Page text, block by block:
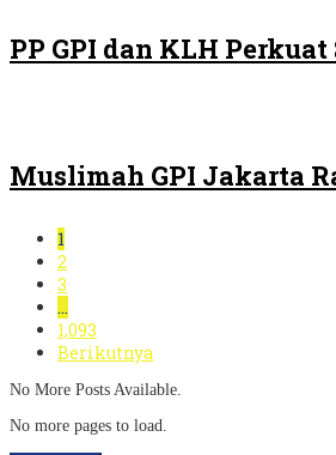
PP GPI dan KLH
Muslimah GPI Jakarta
1
2
3
…
1,093
Berikutnya
No More Posts Available.
No more pages to load.